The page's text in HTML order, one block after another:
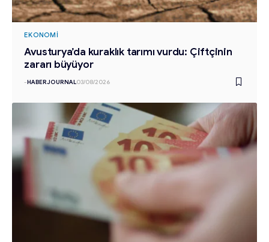
EKONOMI
Avusturya’da kuraklık tarımı vurdu: Çiftçinin
zararı büyüyor
-HABERJOURNAL03/08/2026